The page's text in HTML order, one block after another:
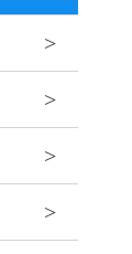
>
>
>
>